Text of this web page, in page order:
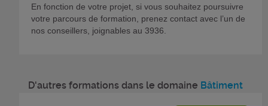
En fonction de votre projet, si vous souhaitez poursuivre
votre parcours de formation, prenez contact avec l’un de
nos conseillers, joignables au 3936.
D'autres formations dans le domaine Bâtiment